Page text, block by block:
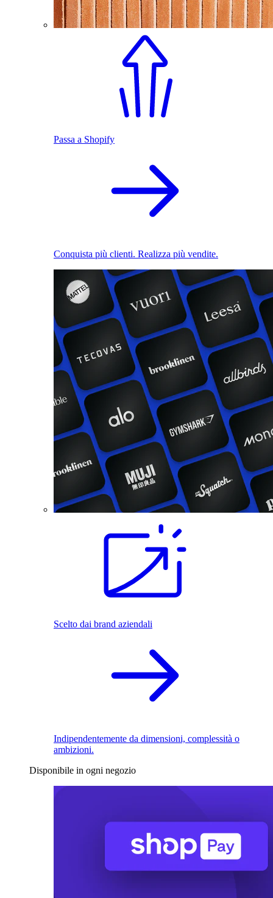
Passa a Shopify
Conquista più clienti. Realizza più vendite.
Scelto dai brand aziendali
Indipendentemente da dimensioni, complessità o
ambizioni.
Disponibile in ogni negozio